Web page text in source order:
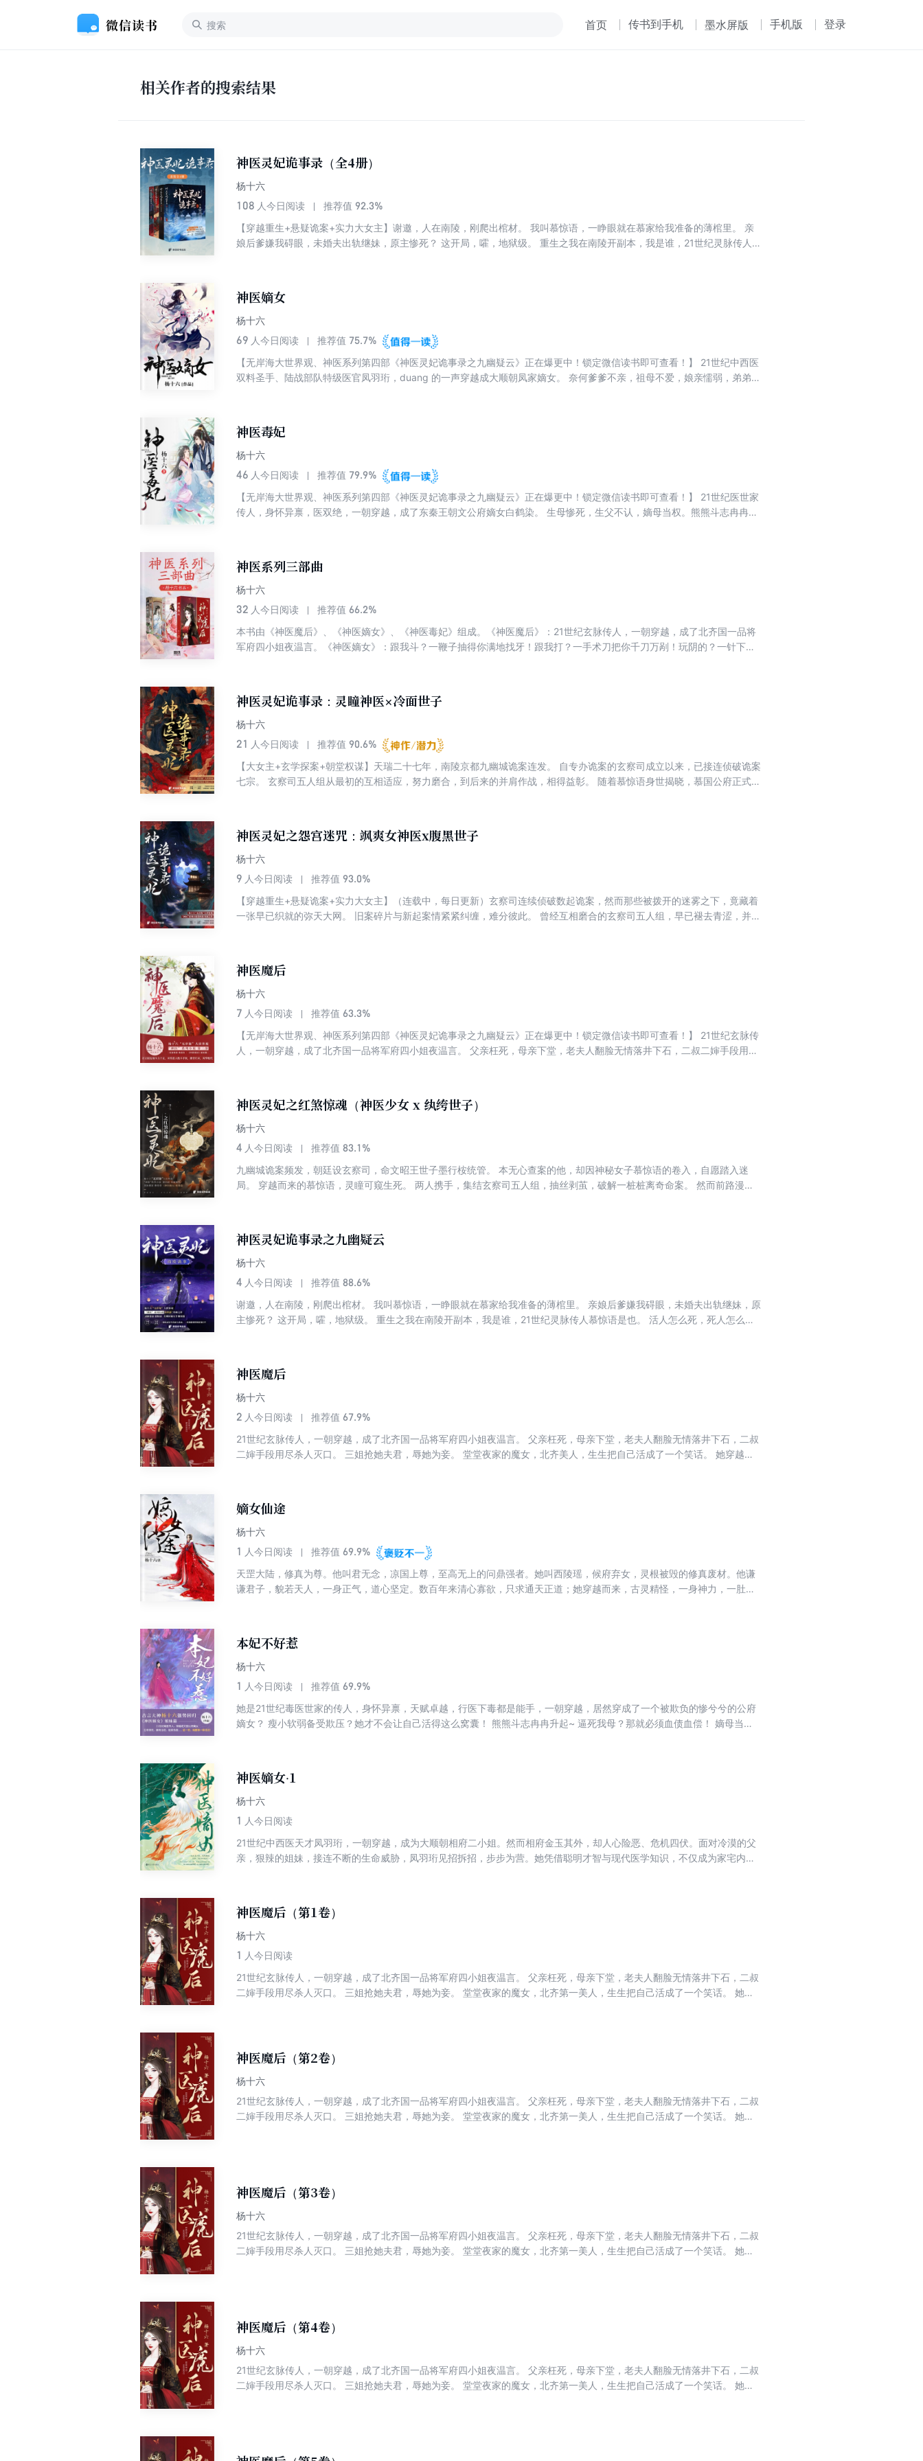
首页 传书到手机 墨水屏版 手机版 登录
相关作者的搜索结果
神医灵妃诡事录（全4册）
杨十六
108 人今日阅读 推荐值 92.3%
【穿越重生+悬疑诡案+实力大女主】谢邀，人在南陵，刚爬出棺材。 我叫慕惊语，一睁眼就在慕家给我准备的薄棺里。 亲
娘后爹嫌我碍眼，未婚夫出轨继妹，原主惨死？ 这开局，嚯，地狱级。 重生之我在南陵开副本，我是谁，21世纪灵脉传人
更糟的是，这位世子爷，好像，命不久矣了...
神医嫡女
杨十六
69 人今日阅读 推荐值 75.7%
【无岸海大世界观、神医系列第四部《神医灵妃诡事录之九幽疑云》正在爆更中！锁定微信读书即可查看！】 21世纪中西医
双料圣手、陆战部队特级医官凤羽珩，duang 的一声穿越成大顺朝凤家嫡女。 奈何爹爹不亲，祖母不爱，娘亲懦弱，弟弟年
瘸子你说什么？壁咚了劳资还要我助你得天下？得了天下谁还送给你！流氓王爷你si不si傻？--情节虚构，请勿模仿
神医毒妃
杨十六
46 人今日阅读 推荐值 79.9%
【无岸海大世界观、神医系列第四部《神医灵妃诡事录之九幽疑云》正在爆更中！锁定微信读书即可查看！】 21世纪医世家
传人，身怀异禀，医双绝，一朝穿越，成了东秦王朝文公府嫡女白鹤染。 生母惨死，生父不认，嫡母当权。熊熊斗志冉冉升
神医系列三部曲
杨十六
32 人今日阅读 推荐值 66.2%
本书由《神医魔后》、《神医嫡女》、《神医毒妃》组成。《神医魔后》：21世纪玄脉传人，一朝穿越，成了北齐国一品将
军府四小姐夜温言。《神医嫡女》：跟我斗？一鞭子抽得你满地找牙！跟我打？一手术刀把你千刀万剐！玩阴的？一针下去
神医灵妃诡事录：灵瞳神医×冷面世子
杨十六
21 人今日阅读 推荐值 90.6%
【大女主+玄学探案+朝堂权谋】天瑞二十七年，南陵京都九幽城诡案连发。 自专办诡案的玄察司成立以来，已接连侦破诡案
七宗。 玄察司五人组从最初的互相适应，努力磨合，到后来的并肩作战，相得益彰。 随着慕惊语身世揭晓，慕国公府正式走
神医灵妃之怨宫迷咒：飒爽女神医x腹黑世子
杨十六
9 人今日阅读 推荐值 93.0%
【穿越重生+悬疑诡案+实力大女主】（连载中，每日更新）玄察司连续侦破数起诡案，然而那些被拨开的迷雾之下，竟藏着
一张早已织就的弥天大网。 旧案碎片与新起案情紧紧纠缠，难分彼此。 曾经互相磨合的玄察司五人组，早已褪去青涩，并肩
神医魔后
杨十六
7 人今日阅读 推荐值 63.3%
【无岸海大世界观、神医系列第四部《神医灵妃诡事录之九幽疑云》正在爆更中！锁定微信读书即可查看！】 21世纪玄脉传
人，一朝穿越，成了北齐国一品将军府四小姐夜温言。 父亲枉死，母亲下堂，老夫人翻脸无情落井下石，二叔二婶手段用尽
怕我，你却非要缠着我？师离渊：本尊心性天下皆知，没人招惹我，怎么都行，即便杀人放火也与我无关。可谁若招惹了
我，那我必须刨他家祖坟！
神医灵妃之红煞惊魂（神医少女 x 纨绔世子）
杨十六
4 人今日阅读 推荐值 83.1%
九幽城诡案频发，朝廷设玄察司，命文昭王世子墨行桉统管。 本无心查案的他，却因神秘女子慕惊语的卷入，自愿踏入迷
局。 穿越而来的慕惊语，灵瞳可窥生死。 两人携手，集结玄察司五人组，抽丝剥茧，破解一桩桩离奇命案。 然而前路漫
神医灵妃诡事录之九幽疑云
杨十六
4 人今日阅读 推荐值 88.6%
谢邀，人在南陵，刚爬出棺材。 我叫慕惊语，一睁眼就在慕家给我准备的薄棺里。 亲娘后爹嫌我碍眼，未婚夫出轨继妹，原
主惨死？ 这开局，嚯，地狱级。 重生之我在南陵开副本，我是谁，21世纪灵脉传人慕惊语是也。 活人怎么死，死人怎么
不久矣了...
神医魔后
杨十六
2 人今日阅读 推荐值 67.9%
21世纪玄脉传人，一朝穿越，成了北齐国一品将军府四小姐夜温言。 父亲枉死，母亲下堂，老夫人翻脸无情落井下石，二叔
二婶手段用尽杀人灭口。 三姐抢她夫君，辱她为妾。 堂堂夜家的魔女，北齐美人，生生把自己活成了一个笑话。 她穿越而
可谁若招惹了我，那我必须刨他家祖坟！
嫡女仙途
杨十六
1 人今日阅读 推荐值 69.9%
天罡大陆，修真为尊。他叫君无念，凉国上尊，至高无上的问鼎强者。她叫西陵瑶，候府弃女，灵根被毁的修真废材。他谦
谦君子，貌若天人，一身正气，道心坚定。数百年来清心寡欲，只求通天正道；她穿越而来，古灵精怪，一身神力，一肚子
本妃不好惹
杨十六
1 人今日阅读 推荐值 69.9%
她是21世纪毒医世家的传人，身怀异禀，天赋卓越，行医下毒都是能手，一朝穿越，居然穿成了一个被欺负的惨兮兮的公府
嫡女？ 瘦小软弱备受欺压？她才不会让自己活得这么窝囊！ 熊熊斗志冉冉升起~ 逼死我母？那就必须血债血偿！ 嫡母当
神医嫡女·1
杨十六
1 人今日阅读
21世纪中西医天才凤羽珩，一朝穿越，成为大顺朝相府二小姐。然而相府金玉其外，却人心险恶、危机四伏。面对冷漠的父
亲，狠辣的姐妹，接连不断的生命威胁，凤羽珩见招拆招，步步为营。她凭借聪明才智与现代医学知识，不仅成为家宅内斗
神医魔后（第1卷）
杨十六
1 人今日阅读
21世纪玄脉传人，一朝穿越，成了北齐国一品将军府四小姐夜温言。 父亲枉死，母亲下堂，老夫人翻脸无情落井下石，二叔
二婶手段用尽杀人灭口。 三姐抢她夫君，辱她为妾。 堂堂夜家的魔女，北齐第一美人，生生把自己活成了一个笑话。 她穿
关。可谁若招惹了我，那我必须刨他家祖坟！
神医魔后（第2卷）
杨十六
21世纪玄脉传人，一朝穿越，成了北齐国一品将军府四小姐夜温言。 父亲枉死，母亲下堂，老夫人翻脸无情落井下石，二叔
二婶手段用尽杀人灭口。 三姐抢她夫君，辱她为妾。 堂堂夜家的魔女，北齐第一美人，生生把自己活成了一个笑话。 她穿
神医魔后（第3卷）
杨十六
21世纪玄脉传人，一朝穿越，成了北齐国一品将军府四小姐夜温言。 父亲枉死，母亲下堂，老夫人翻脸无情落井下石，二叔
二婶手段用尽杀人灭口。 三姐抢她夫君，辱她为妾。 堂堂夜家的魔女，北齐第一美人，生生把自己活成了一个笑话。 她穿
神医魔后（第4卷）
杨十六
21世纪玄脉传人，一朝穿越，成了北齐国一品将军府四小姐夜温言。 父亲枉死，母亲下堂，老夫人翻脸无情落井下石，二叔
二婶手段用尽杀人灭口。 三姐抢她夫君，辱她为妾。 堂堂夜家的魔女，北齐第一美人，生生把自己活成了一个笑话。 她穿